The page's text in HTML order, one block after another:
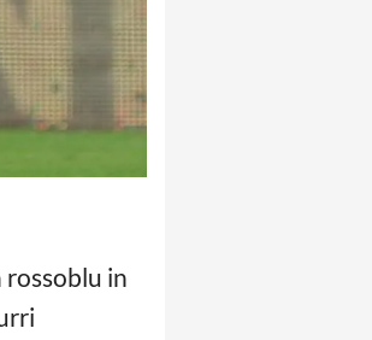
rossoblu in